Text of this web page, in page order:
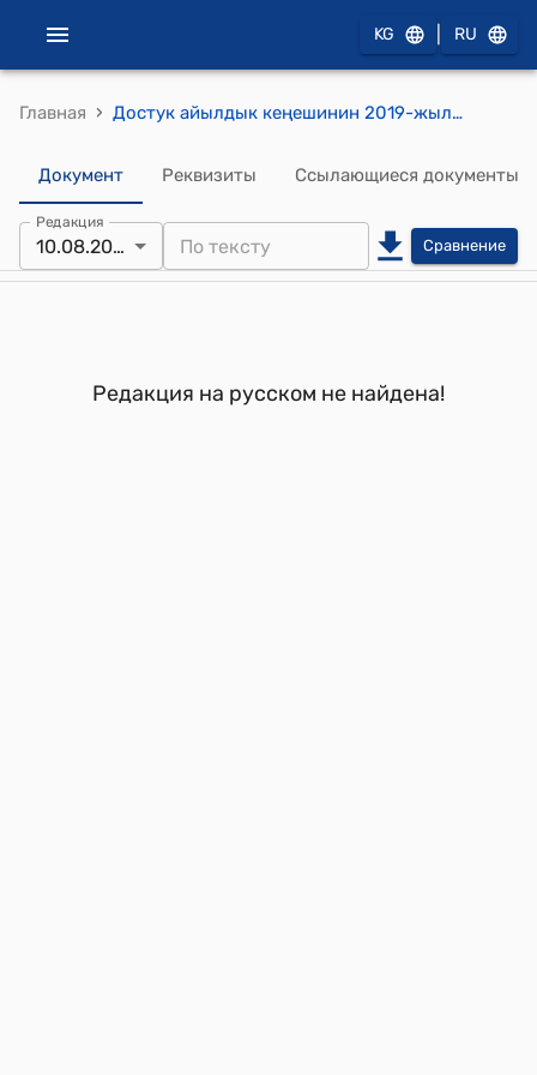
KG RU
Главная › Достук айылдык кеңешинин 2019-жылдын 10-августундагы № 5 "Айыл өкмөтүнө видио байкоо орнотууга, бирдиктүү терезе ачууга каражат ажыратуу жөнүндө" токтому
Документ Реквизиты Ссылающиеся документы
Редакция
10.08.2019 Сравнение
Редакция на русском не найдена!